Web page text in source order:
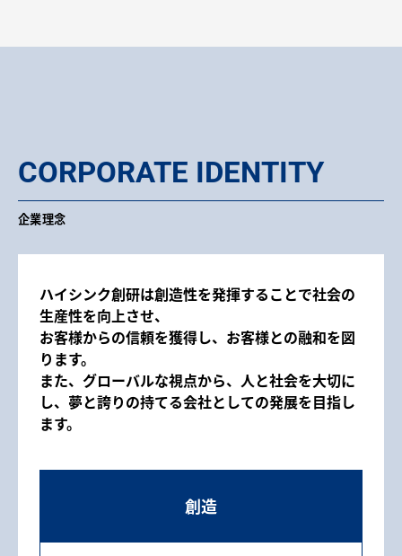
CORPORATE IDENTITY
企業理念
ハイシンク創研は創造性を発揮することで社会の
生産性を向上させ、
お客様からの信頼を獲得し、お客様との融和を図
ります。
また、グローバルな視点から、人と社会を大切に
し、夢と誇りの持てる会社としての発展を目指し
ます。
創造